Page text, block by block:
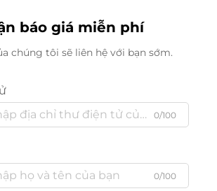
báo giá miễn phí
chúng tôi sẽ liên hệ với bạn sớm.
0/100
0/100